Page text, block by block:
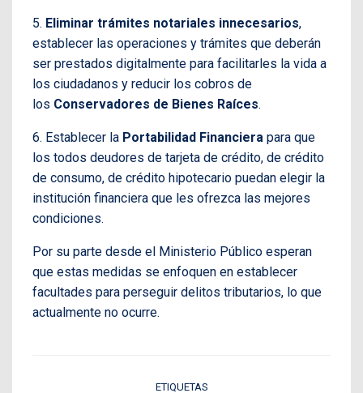
5. Eliminar trámites notariales innecesarios,
establecer las operaciones y trámites que deberán
ser prestados digitalmente para facilitarles la vida a
los ciudadanos y reducir los cobros de
los Conservadores de Bienes Raíces.
6. Establecer la Portabilidad Financiera para que
los todos deudores de tarjeta de crédito, de crédito
de consumo, de crédito hipotecario puedan elegir la
institución financiera que les ofrezca las mejores
condiciones.
Por su parte desde el Ministerio Público esperan
que estas medidas se enfoquen en establecer
facultades para perseguir delitos tributarios, lo que
actualmente no ocurre.
ETIQUETAS